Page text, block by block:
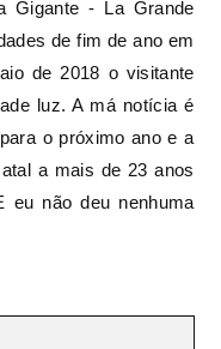
Gigante - La Grande
de fim de ano em
de 2018 o visitante
luz. A má notícia é
o próximo ano e a
a mais de 23 anos
eu não deu nenhuma